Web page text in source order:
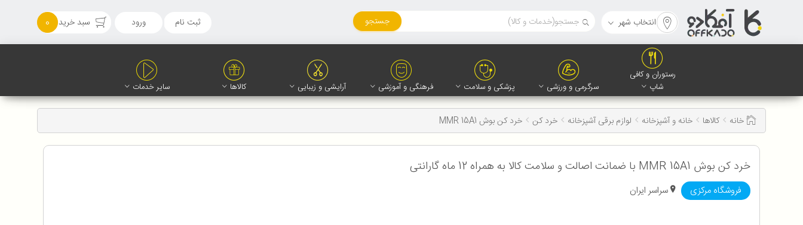
انتخاب شهر جستجو ثبت نام ورود سبد خرید 0
رستوران و کافی
شاپ
سرگرمی و ورزشی پزشکی و سلامت فرهنگی و آموزشی آرایشی و زیبایی کالاها سایر خدمات
خانه کالاها خانه و آشپزخانه لوازم برقی آشپزخانه خرد کن خرد کن بوش MMR 15A1
خرد کن بوش MMR 15A1 با ضمانت اصالت و سلامت کالا به همراه 12 ماه گارانتی
فروشگاه مرکزی سراسر ایران